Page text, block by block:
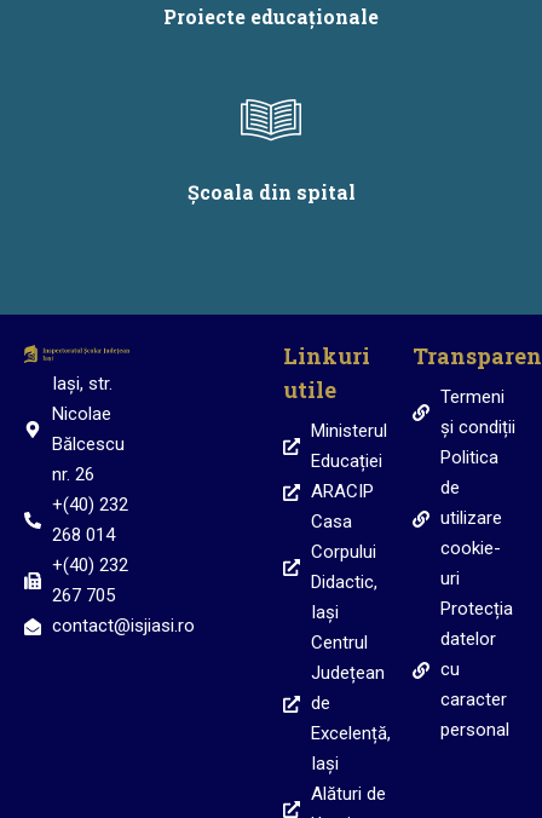
Proiecte educaționale
Școala din spital
Iași, str.
Nicolae
Bălcescu
nr. 26
+(40) 232
268 014
+(40) 232
267 705
contact@isjiasi.ro
Linkuri
utile
Ministerul
Educației
ARACIP
Casa
Corpului
Didactic,
Iași
Centrul
Județean
de
Excelență,
Iași
Alături de
Termeni
și condiții
Politica
de
utilizare
cookie-
uri
Protecția
datelor
cu
caracter
personal